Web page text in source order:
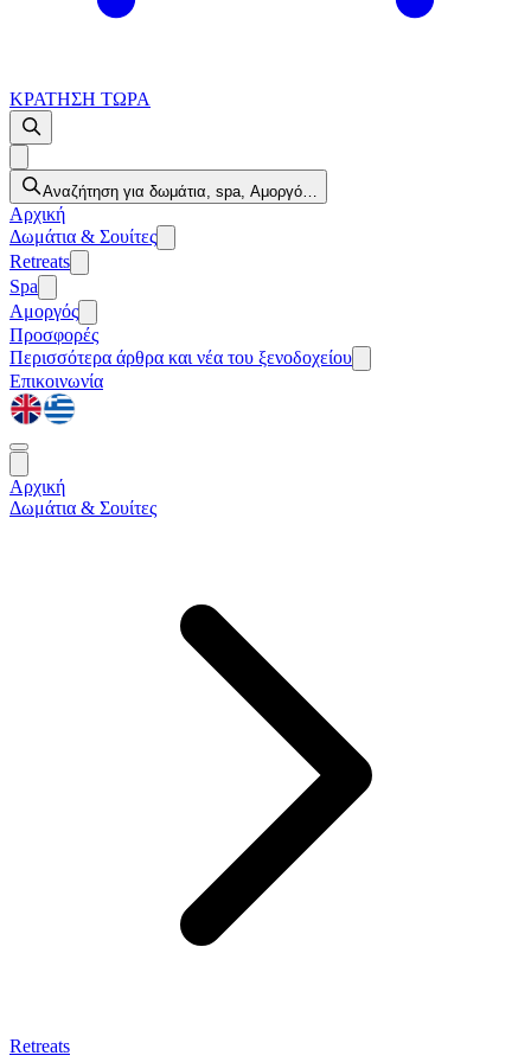
ΚΡΑΤΗΣΗ ΤΩΡΑ
Αναζήτηση για δωμάτια, spa, Αμοργό…
Αρχική
Δωμάτια & Σουίτες
Retreats
Spa
Αμοργός
Προσφορές
Περισσότερα άρθρα και νέα του ξενοδοχείου
Επικοινωνία
Αρχική
Δωμάτια & Σουίτες
Retreats